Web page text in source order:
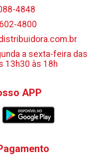
4848
4800
a sexta-feira das
13h30 às 18h
APP